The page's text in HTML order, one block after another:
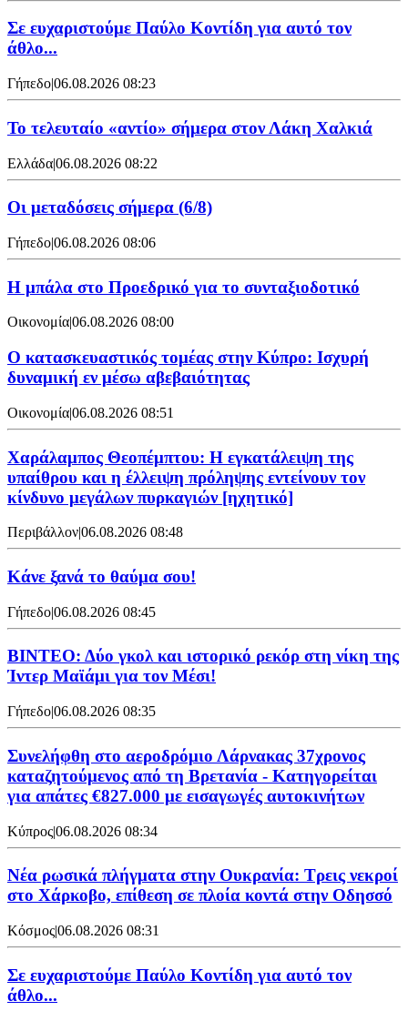
Σε ευχαριστούμε Παύλο Κοντίδη για αυτό τον
άθλο...
Γήπεδο|06.08.2026 08:23
Το τελευταίο «αντίο» σήμερα στον Λάκη Χαλκιά
Ελλάδα|06.08.2026 08:22
Οι μεταδόσεις σήμερα (6/8)
Γήπεδο|06.08.2026 08:06
Η μπάλα στο Προεδρικό για το συνταξιοδοτικό
Οικονομία|06.08.2026 08:00
Ο κατασκευαστικός τομέας στην Κύπρο: Ισχυρή
δυναμική εν μέσω αβεβαιότητας
Οικονομία|06.08.2026 08:51
Χαράλαμπος Θεοπέμπτου: Η εγκατάλειψη της
υπαίθρου και η έλλειψη πρόληψης εντείνουν τον
κίνδυνο μεγάλων πυρκαγιών [ηχητικό]
Περιβάλλον|06.08.2026 08:48
Κάνε ξανά το θαύμα σου!
Γήπεδο|06.08.2026 08:45
ΒΙΝΤΕΟ: Δύο γκολ και ιστορικό ρεκόρ στη νίκη της
Ίντερ Μαϊάμι για τον Μέσι!
Γήπεδο|06.08.2026 08:35
Συνελήφθη στο αεροδρόμιο Λάρνακας 37χρονος
καταζητούμενος από τη Βρετανία - Κατηγορείται
για απάτες €827.000 με εισαγωγές αυτοκινήτων
Κύπρος|06.08.2026 08:34
Νέα ρωσικά πλήγματα στην Ουκρανία: Τρεις νεκροί
στο Χάρκοβο, επίθεση σε πλοία κοντά στην Οδησσό
Κόσμος|06.08.2026 08:31
Σε ευχαριστούμε Παύλο Κοντίδη για αυτό τον
άθλο...